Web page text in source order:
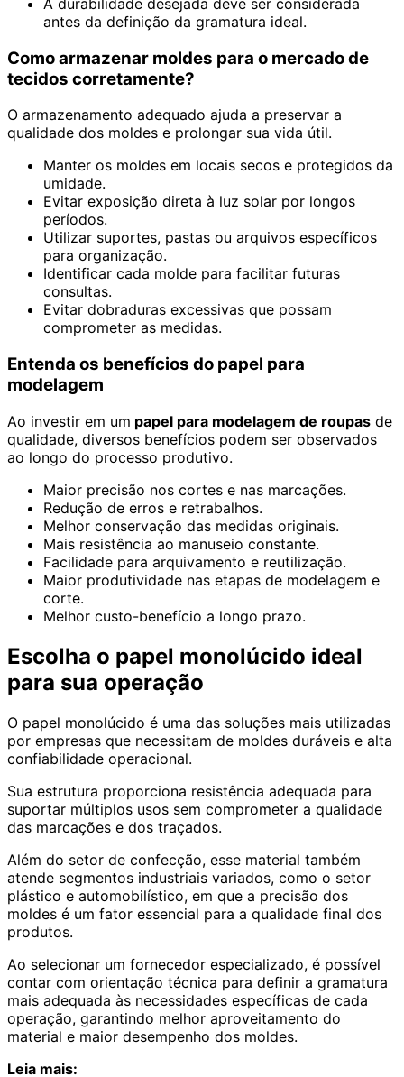
antes da definição da gramatura ideal.
Como armazenar moldes para o mercado de
tecidos corretamente?
O armazenamento adequado ajuda a preservar a
qualidade dos moldes e prolongar sua vida útil.
Manter os moldes em locais secos e protegidos da
umidade.
Evitar exposição direta à luz solar por longos
períodos.
Utilizar suportes, pastas ou arquivos específicos
para organização.
Identificar cada molde para facilitar futuras
consultas.
Evitar dobraduras excessivas que possam
comprometer as medidas.
Entenda os benefícios do papel para
modelagem
Ao investir em um papel para modelagem de roupas de
qualidade, diversos benefícios podem ser observados
ao longo do processo produtivo.
Maior precisão nos cortes e nas marcações.
Redução de erros e retrabalhos.
Melhor conservação das medidas originais.
Mais resistência ao manuseio constante.
Facilidade para arquivamento e reutilização.
Maior produtividade nas etapas de modelagem e
corte.
Melhor custo-benefício a longo prazo.
Escolha o papel monolúcido ideal
para sua operação
O papel monolúcido é uma das soluções mais utilizadas
por empresas que necessitam de moldes duráveis e alta
confiabilidade operacional.
Sua estrutura proporciona resistência adequada para
suportar múltiplos usos sem comprometer a qualidade
das marcações e dos traçados.
Além do setor de confecção, esse material também
atende segmentos industriais variados, como o setor
plástico e automobilístico, em que a precisão dos
moldes é um fator essencial para a qualidade final dos
produtos.
Ao selecionar um fornecedor especializado, é possível
contar com orientação técnica para definir a gramatura
mais adequada às necessidades específicas de cada
operação, garantindo melhor aproveitamento do
material e maior desempenho dos moldes.
Leia mais: